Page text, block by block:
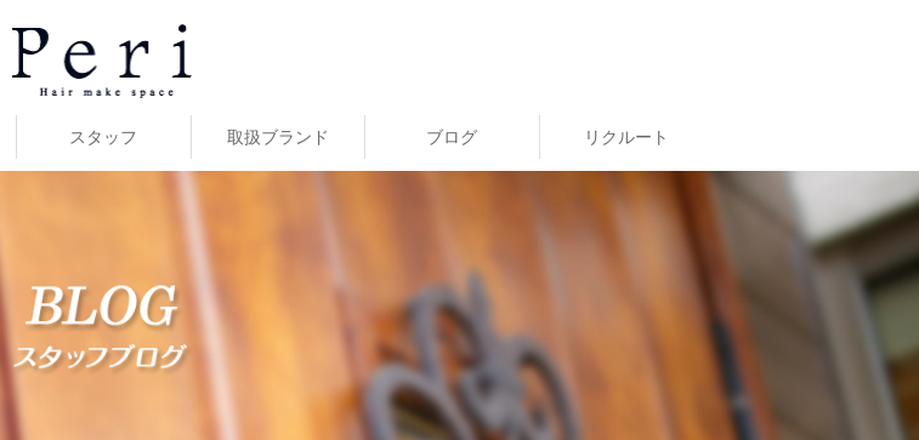
スタッフ 取扱ブランド ブログ リクルート